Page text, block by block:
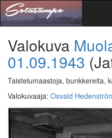
Valokuva
01.09.1943
Taistelumaastoja, bunkkereita,
Valokuvaaja: Osvald